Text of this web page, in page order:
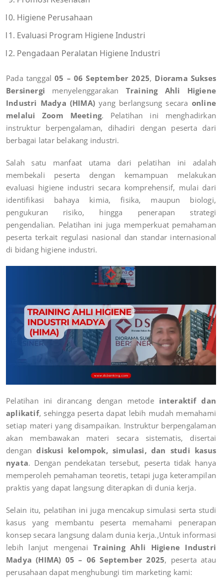
Higiene Perusahaan
Evaluasi Program Higiene Industri
Pengadaan Peralatan Higiene Industri
Pada tanggal05 – 06 September 2025, Diorama Sukses
Bersinergi menyelenggarakan Training Ahli Higiene
Industri Madya (HIMA) yang berlangsung secara online
melalui Zoom Meeting. Pelatihan ini menghadirkan
instruktur berpengalaman, dihadiri dengan peserta dari
berbagai latar belakang industri.
Salah satu manfaat utama dari pelatihan ini adalah
membekali peserta dengan kemampuan melakukan
evaluasi higiene industri secara komprehensif, mulai dari
identifikasi bahaya kimia, fisika, maupun biologi,
pengukuran risiko, hingga penerapan strategi
pengendalian. Pelatihan ini juga memperkuat pemahaman
peserta terkait regulasi nasional dan standar internasional
di bidang higiene industri.
Pelatihan ini dirancang dengan metode interaktif dan
aplikatif, sehingga peserta dapat lebih mudah memahami
setiap materi yang disampaikan. Instruktur berpengalaman
akan membawakan materi secara sistematis, disertai
dengandiskusi kelompok, simulasi, dan studi kasus
nyata. Dengan pendekatan tersebut, peserta tidak hanya
memperoleh pemahaman teoretis, tetapi juga keterampilan
praktis yang dapat langsung diterapkan di dunia kerja.
Selain itu, pelatihan ini juga mencakup simulasi serta studi
kasus yang membantu peserta memahami penerapan
konsep secara langsung dalam dunia kerja.,Untuk informasi
lebih lanjut mengenaiTraining Ahli Higiene Industri
Madya (HIMA) 05 – 06 September 2025, peserta atau
perusahaan dapat menghubungi tim marketing kami: